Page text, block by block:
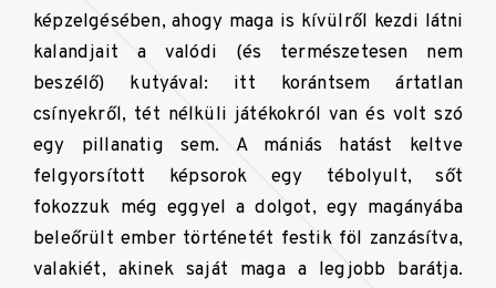
képzelgésében, ahogy maga is kívülről kezdi látni
kalandjait a valódi (és természetesen nem
beszélő) kutyával: itt korántsem ártatlan
csínyekről, tét nélküli játékokról van és volt szó
egy pillanatig sem. A mániás hatást keltve
felgyorsított képsorok egy tébolyult, sőt
fokozzuk még eggyel a dolgot, egy magányába
beleőrült ember történetét festik föl zanzásítva,
valakiét, akinek saját maga a legjobb barátja.